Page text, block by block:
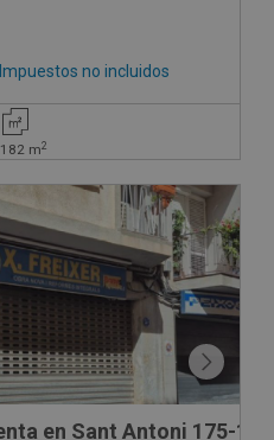
Impuestos no incluidos
182 m2
en Sant Antoni 175-